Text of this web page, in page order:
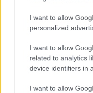
I want to allow
personalized
I want to allow
related to analytics
device identifiers in
I want to allow
efficienti ed efficaci.
Riguardo alla
paesi poveri verso i
inevitabile ma anche
divariofrutto di uno